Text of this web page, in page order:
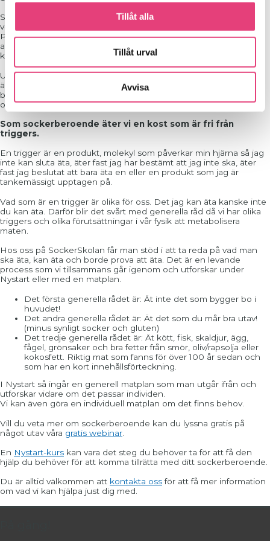
Tillåt alla
Tillåt urval
Avvisa
Som människa är vi omnivore, vi är skapta för att äta både
vegetabilier och animalier. Naturlig mat är våran artegna föda.
Processerad, hittepå-mat innehåller ofta konstgjort socker och
andra artificiella tillsatser som våra kroppar inte känner igen samt
kan skapa en oreda i våra känsliga hjärnor.
Under en behandling för sockerberoende får du lära dig vad som
är din artegna kost och de mängder som är bra för dig där du
befinner dig i din tillfrisknandeprocess. Mat och mängder kan se
olika ut under olika tidsskeenden av våra liv.
Som sockerberoende äter vi en kost som är fri från
triggers.
En trigger är en produkt, molekyl som påverkar min hjärna så jag
inte kan sluta äta, äter fast jag har bestämt att jag inte ska, äter
fast jag beslutat att bara äta en eller en produkt som jag är
tankemässigt upptagen på.
Vad som är en trigger är olika för oss. Det jag kan äta kanske inte
du kan äta. Därför blir det svårt med generella råd då vi har olika
triggers och olika förutsättningar i vår fysik att metabolisera
maten.
Hos oss på SockerSkolan får man stöd i att ta reda på vad man
ska äta, kan äta och borde prova att äta. Det är en levande
process som vi tillsammans går igenom och utforskar under
Nystart eller med en matplan.
Det första generella rådet är: Ät inte det som bygger bo i
huvudet!
Det andra generella rådet är: Ät det som du mår bra utav!
(minus synligt socker och gluten)
Det tredje generella rådet är: Ät kött, fisk, skaldjur, ägg,
fågel, grönsaker och bra fetter från smör, oliv/rapsolja eller
kokosfett. Riktig mat som fanns för över 100 år sedan och
som har en kort innehållsförteckning.
I Nystart så ingår en generell matplan som man utgår ifrån och
utforskar vidare om det passar individen.
Vi kan även göra en individuell matplan om det finns behov.
Vill du veta mer om sockerberoende kan du lyssna gratis på
något utav våra gratis webinar
En Nystart-kurs kan vara det steg du behöver ta för att få den
hjälp du behöver för att komma tillrätta med ditt sockerberoende.
Du är alltid välkommen att kontakta ossför att få mer information
om vad vi kan hjälpa just dig med.